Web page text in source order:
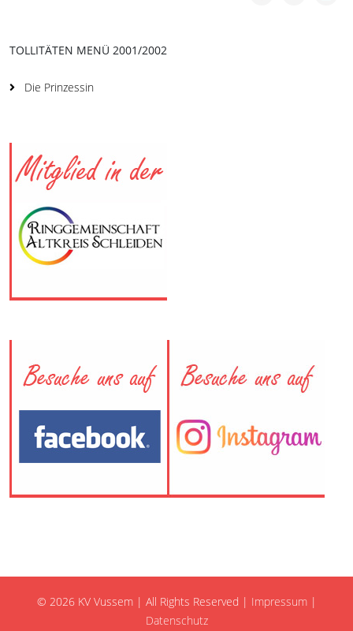
TOLLITÄTEN MENÜ 2001/2002
Die Prinzessin
© 2026 KV Vussem | All Rights Reserved | Impressum|
Datenschutz